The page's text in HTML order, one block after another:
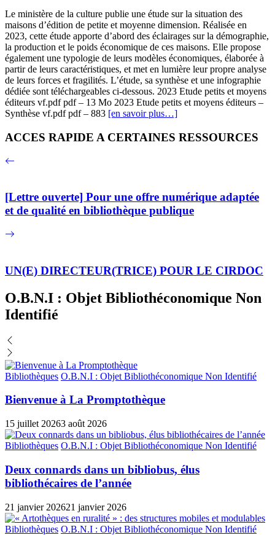
Le ministère de la culture publie une étude sur la situation des
maisons d’édition de petite et moyenne dimension. Réalisée en
2023, cette étude apporte d’abord des éclairages sur la démographie,
la production et le poids économique de ces maisons. Elle propose
également une typologie de leurs modèles économiques, élaborée à
partir de leurs caractéristiques, et met en lumière leur propre analyse
de leurs forces et fragilités. L’étude, sa synthèse et une infographie
dédiée sont téléchargeables ci-dessous. 2023 Etude petits et moyens
éditeurs vf.pdf pdf – 13 Mo 2023 Etude petits et moyens éditeurs –
Synthèse vf.pdf pdf – 883 [en savoir plus…]
ACCES RAPIDE A CERTAINES RESSOURCES
[Lettre ouverte] Pour une offre numérique adaptée
et de qualité en bibliothèque publique
UN(E) DIRECTEUR(TRICE) POUR LE CIRDOC
O.B.N.I : Objet Bibliothéconomique Non
Identifié
Bibliothèques O.B.N.I : Objet Bibliothéconomique Non Identifié
Bienvenue à La Promptothèque
15 juillet 20263 août 2026
Bibliothèques O.B.N.I : Objet Bibliothéconomique Non Identifié
Deux connards dans un bibliobus, élus
bibliothécaires de l’année
21 janvier 202621 janvier 2026
Bibliothèques O.B.N.I : Objet Bibliothéconomique Non Identifié